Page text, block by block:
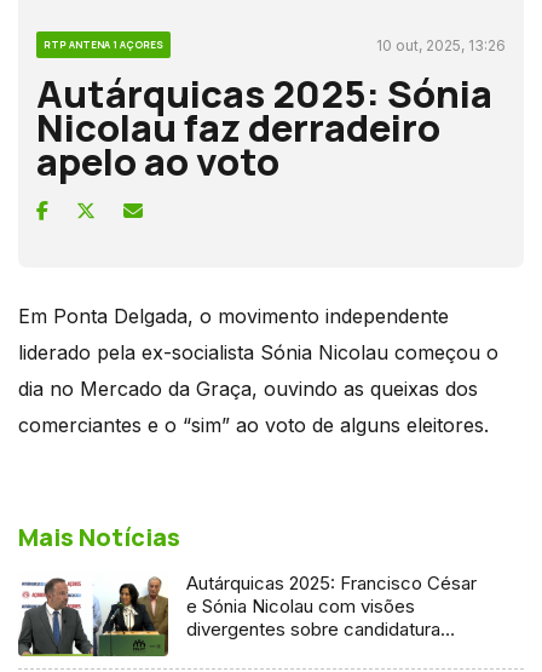
RTP ANTENA 1 AÇORES 10 out, 2025, 13:26
Autárquicas 2025: Sónia
Nicolau faz derradeiro
apelo ao voto
Em Ponta Delgada, o movimento independente
liderado pela ex-socialista Sónia Nicolau começou o
dia no Mercado da Graça, ouvindo as queixas dos
comerciantes e o “sim” ao voto de alguns eleitores.
Mais Notícias
Autárquicas 2025: Francisco César
e Sónia Nicolau com visões
divergentes sobre candidatura